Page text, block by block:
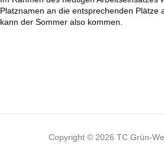
Platznamen an die entsprechenden Plätze
kann der Sommer also kommen.
Copyright © 2026 TC Grün-